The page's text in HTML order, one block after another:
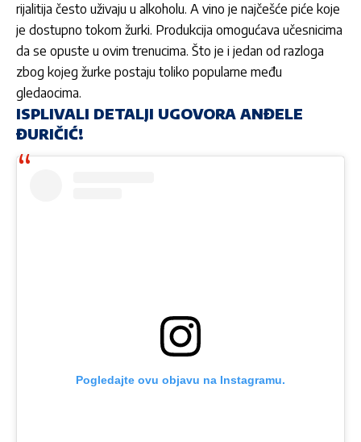
rijalitija često uživaju u alkoholu. A vino je najčešće piće koje
je dostupno tokom žurki. Produkcija omogućava učesnicima
da se opuste u ovim trenucima. Što je i jedan od razloga
zbog kojeg žurke postaju toliko popularne među
gledaocima.
ISPLIVALI DETALJI UGOVORA ANĐELE
ĐURIČIĆ!
Pogledajte ovu objavu na Instagramu.